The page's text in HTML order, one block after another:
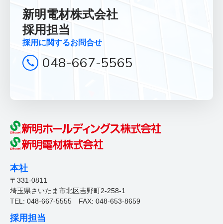
新明電材株式会社
採用担当
採用に関するお問合せ
048-667-5565
本社
〒331-0811
埼玉県さいたま市北区吉野町2-258-1
TEL: 048-667-5555 FAX: 048-653-8659
採用担当